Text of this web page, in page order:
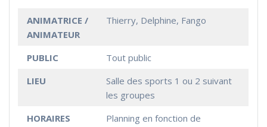
ANIMATRICE /
ANIMATEUR
Thierry, Delphine, Fango
PUBLIC
Tout public
LIEU
Salle des sports 1 ou 2 suivant
les groupes
HORAIRES
Planning en fonction de